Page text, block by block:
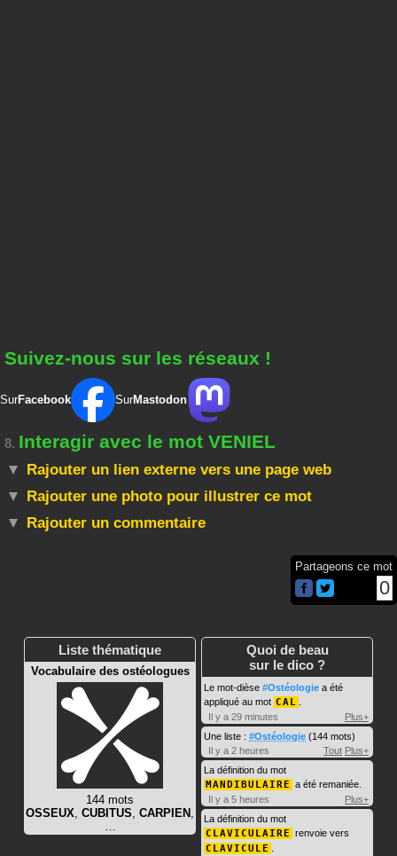
Suivez-nous sur les réseaux !
SurFacebook SurMastodon
8. Interagir avec le mot VENIEL
Rajouter un lien externe vers une page web
Rajouter une photo pour illustrer ce mot
Rajouter un commentaire
Partageons ce mot
0
Liste thématique
Vocabulaire des ostéologues
144 mots
OSSEUX CUBITUS CARPIEN
Quoi de beau
sur le dico ?
Le mot-dièse #Ostéologie a été
appliqué au mot CAL
Il y a 29 minutes
Plus+
Une liste : #Ostéologie (144 mots)
Il y a 2 heures
Tout Plus+
La définition du mot
MANDIBULAIRE a été remaniée.
Il y a 5 heures
Plus+
La définition du mot
CLAVICULAIRE renvoie vers
CLAVICULE